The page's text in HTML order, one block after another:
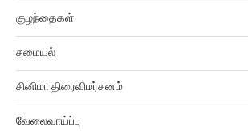
குழந்தைகள்
சமையல்
சினிமா திரைவிமர்சனம்
வேலைவாய்ப்பு